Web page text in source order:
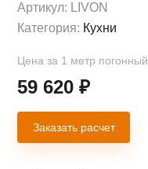
Артикул: LIVON
Категория: Кухни
Цена за 1 метр погонный
59 620₽
Заказать расчет